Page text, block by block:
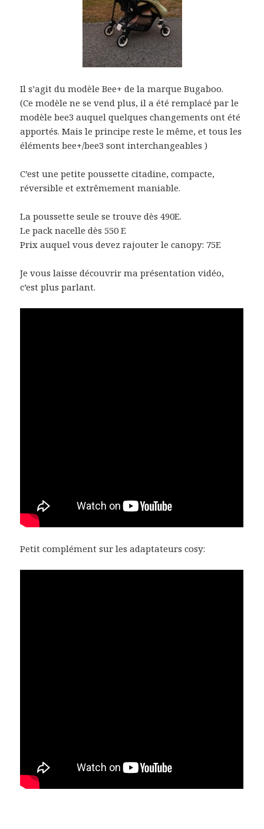
Il s’agit du modèle Bee+ de la marque Bugaboo.
(Ce modèle ne se vend plus, il a été remplacé par le
modèle bee3 auquel quelques changements ont été
apportés. Mais le principe reste le même, et tous les
éléments bee+/bee3 sont interchangeables )
C’est une petite poussette citadine, compacte,
réversible et extrêmement maniable.
La poussette seule se trouve dès 490E.
Le pack nacelle dès 550 E
Prix auquel vous devez rajouter le canopy: 75E
Je vous laisse découvrir ma présentation vidéo,
c’est plus parlant.
Petit complément sur les adaptateurs cosy: